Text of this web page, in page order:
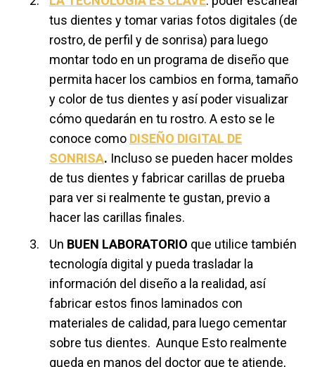
tus dientes y tomar varias fotos digitales (de
rostro, de perfil y de sonrisa) para luego
montar todo en un programa de diseño que
permita hacer los cambios en forma, tamaño
y color de tus dientes y así poder visualizar
cómo quedarán en tu rostro. A esto se le
conoce como DISEÑO DIGITAL DE
SONRISA. Incluso se pueden hacer moldes
de tus dientes y fabricar carillas de prueba
para ver si realmente te gustan, previo a
hacer las carillas finales.
Un BUEN LABORATORIO que utilice también
tecnología digital y pueda trasladar la
información del diseño a la realidad, así
fabricar estos finos laminados con
materiales de calidad, para luego cementar
sobre tus dientes. Aunque Esto realmente
queda en manos del doctor que te atiende,